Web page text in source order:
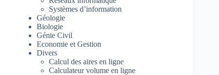
Systèmes d’information
Géologie
Biologie
Génie Civil
Economie et Gestion
Divers
Calcul des aires en ligne
Calculateur volume en ligne